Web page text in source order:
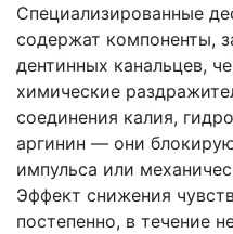
Специализированные
содержат компоненты,
дентинных канальцев,
химические
соединения калия,
аргинин — они
импульса или
Эффект снижения
постепенно, в течение